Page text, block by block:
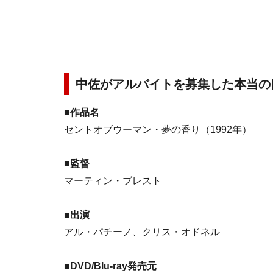
中佐がアルバイトを募集した本当
■作品名
セントオブウーマン・夢の香り（1992年）
■監督
マーティン・ブレスト
■出演
アル・パチーノ、クリス・オドネル
■DVD/Blu-ray発売元